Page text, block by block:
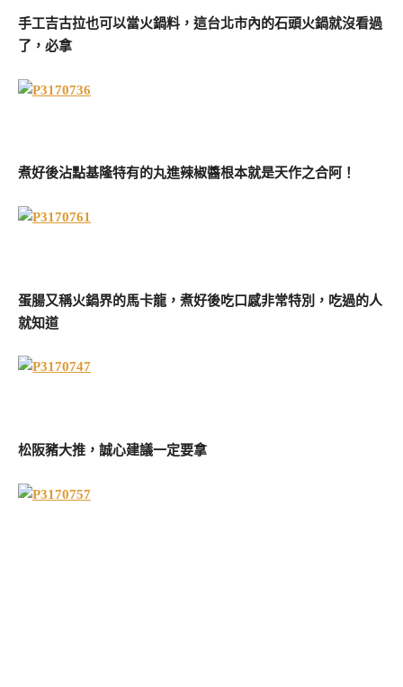
手工吉古拉也可以當火鍋料，這台北市內的石頭火鍋就沒看過
了，必拿
煮好後沾點基隆特有的丸進辣椒醬根本就是天作之合阿！
蛋腸又稱火鍋界的馬卡龍，煮好後吃口感非常特別，吃過的人
就知道
松阪豬大推，誠心建議一定要拿